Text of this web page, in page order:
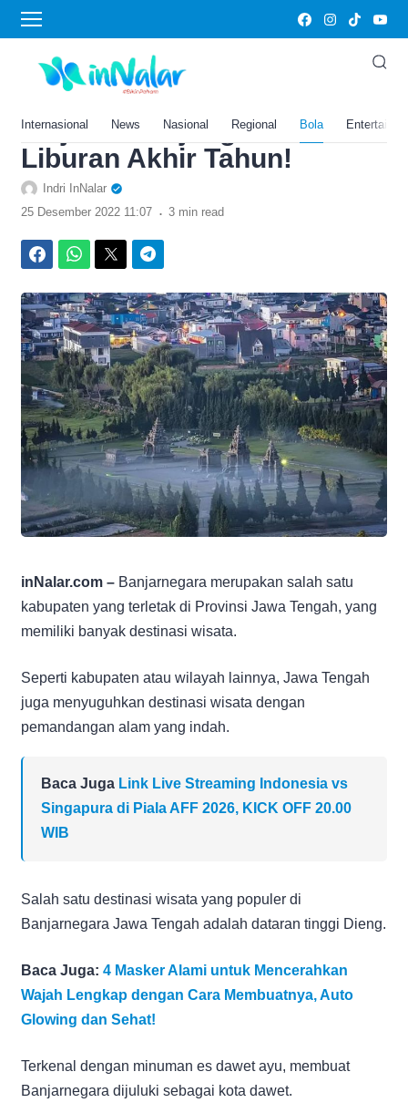
Internasional News Nasional Regional Bola
Home›Bola
5 Destinasi Wisata Hits di
Banjarnegara Jawa Tengah,
Wajib DiKunjungi Saat
Liburan Akhir Tahun!
Indri InNalar
25 Desember 2022 11:07 . 3 min read
inNalar.com – Banjarnegara merupakan salah satu
kabupaten yang terletak di Provinsi Jawa Tengah, yang
memiliki banyak destinasi wisata.
Seperti kabupaten atau wilayah lainnya, Jawa Tengah
juga menyuguhkan destinasi wisata dengan
pemandangan alam yang indah.
Baca Juga Link Live Streaming Indonesia vs
Singapura di Piala AFF 2026, KICK OFF 20.00
WIB
Salah satu destinasi wisata yang populer di
Banjarnegara Jawa Tengah adalah dataran tinggi Dieng.
Baca Juga: 4 Masker Alami untuk Mencerahkan
Wajah Lengkap dengan Cara Membuatnya, Auto
Glowing dan Sehat!
Terkenal dengan minuman es dawet ayu, membuat
Banjarnegara dijuluki sebagai kota dawet.